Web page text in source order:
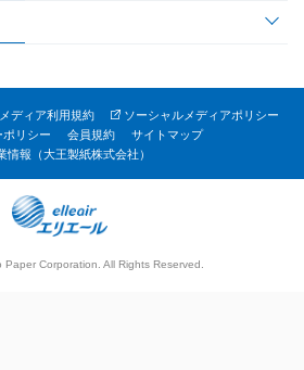
ディア利用規約
ソーシャルメディアポリシー
ポリシー
会員規約
サイトマップ
情報（大王製紙株式会社）
Corporation. All Rights Reserved.